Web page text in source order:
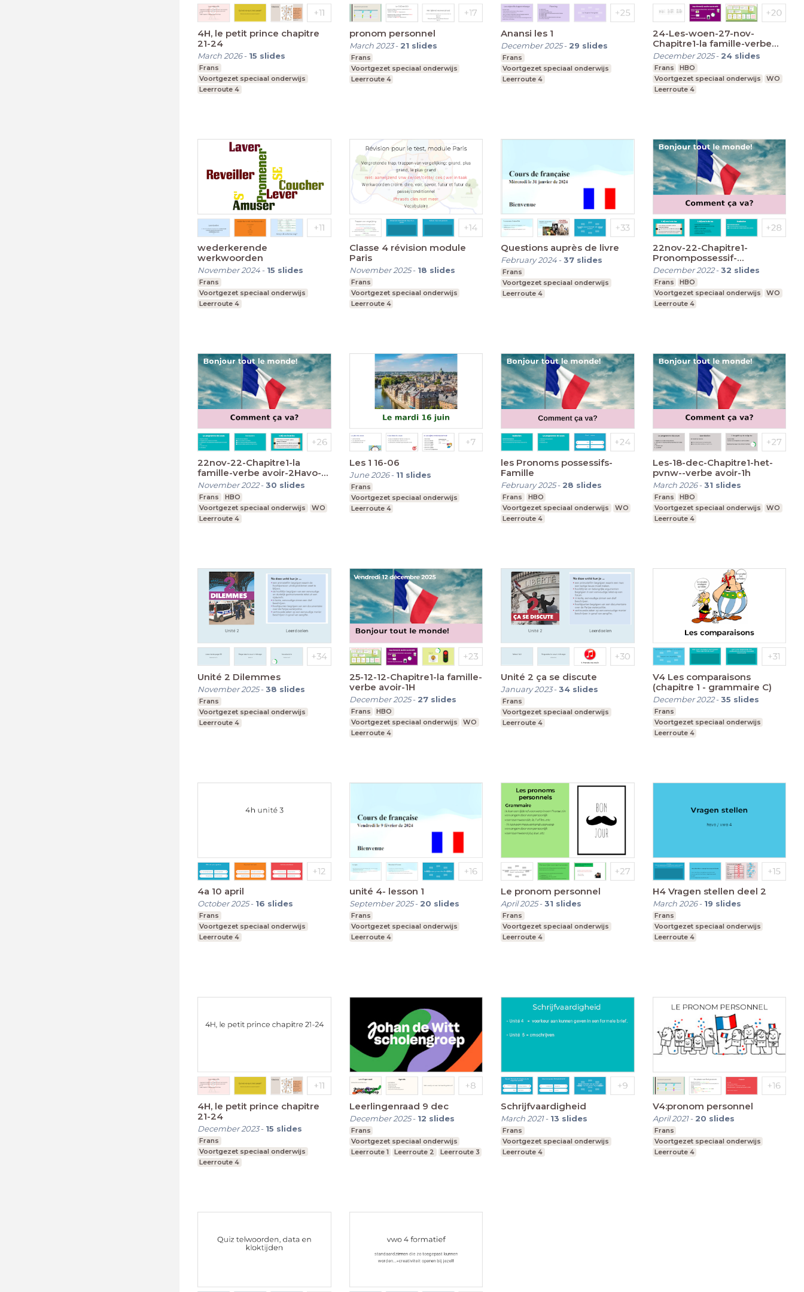
4H, le petit prince chapitre
21-24
March 2026- 15 slides
Frans
Voortgezet speciaal onderwijs
Leerroute 4
pronom personnel
March 2023- 21 slides
Frans
Voortgezet speciaal onderwijs
Leerroute 4
Anansi les 1
December 2025- 29 slides
Frans
Voortgezet speciaal onderwijs
Leerroute 4
24-Les-woen-27-nov-
Chapitre1-la famille-verbe
avoir-1H
December 2025- 24 slides
Frans
HBO
Voortgezet speciaal onderwijs
WO
Leerroute 4
wederkerende
werkwoorden
November 2024- 15 slides
Frans
Voortgezet speciaal onderwijs
Leerroute 4
Classe 4 révision module
Paris
November 2025- 18 slides
Frans
Voortgezet speciaal onderwijs
Leerroute 4
Questions auprès de livre
February 2024-37 slides
Frans
Voortgezet speciaal onderwijs
Leerroute 4
22nov-22-Chapitre1-
Pronompossessif-
Famille3H-Apollo
December 2022-32 slides
Frans
HBO
Voortgezet speciaal onderwijs
WO
Leerroute 4
22nov-22-Chapitre1-la
famille-verbe avoir-2Havo-
Apollo
November 2022-30 slides
Frans
HBO
Voortgezet speciaal onderwijs
WO
Leerroute 4
Les 1 16-06
June 2026- 11 slides
Frans
Voortgezet speciaal onderwijs
Leerroute 4
les Pronoms possessifs-
Famille
February 2025- 28 slides
Frans
HBO
Voortgezet speciaal onderwijs
WO
Leerroute 4
Les-18-dec-Chapitre1-het-
pvnw--verbe avoir-1h
March 2026-31 slides
Frans
HBO
Voortgezet speciaal onderwijs
WO
Leerroute 4
Unité 2 Dilemmes
November 2025-38 slides
Frans
Voortgezet speciaal onderwijs
Leerroute 4
25-12-12-Chapitre1-la famille-
verbe avoir-1H
December 2025- 27 slides
Frans
HBO
Voortgezet speciaal onderwijs
WO
Leerroute 4
Unité 2 ça se discute
January 2023-34 slides
Frans
Voortgezet speciaal onderwijs
Leerroute 4
V4 Les comparaisons
(chapitre 1 - grammaire C)
December 2022-35 slides
Frans
Voortgezet speciaal onderwijs
Leerroute 4
4a 10 april
October 2025- 16 slides
Frans
Voortgezet speciaal onderwijs
Leerroute 4
unité 4- lesson 1
September 2025- 20 slides
Frans
Voortgezet speciaal onderwijs
Leerroute 4
Le pronom personnel
April 2025-31 slides
Frans
Voortgezet speciaal onderwijs
Leerroute 4
H4 Vragen stellen deel 2
March 2026- 19 slides
Frans
Voortgezet speciaal onderwijs
Leerroute 4
4H, le petit prince chapitre
21-24
December 2023- 15 slides
Frans
Voortgezet speciaal onderwijs
Leerroute 4
Leerlingenraad 9 dec
December 2025- 12 slides
Frans
Voortgezet speciaal onderwijs
Leerroute 1
Leerroute 2 Leerroute 3
Schrijfvaardigheid
March 2021- 13 slides
Frans
Voortgezet speciaal onderwijs
Leerroute 4
V4:pronom personnel
April 2021- 20 slides
Frans
Voortgezet speciaal onderwijs
Leerroute 4